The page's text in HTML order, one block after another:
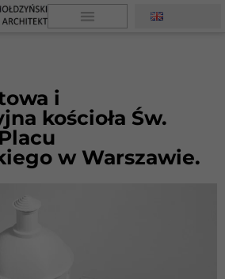
i
kościoła Św.
w Warszawie.